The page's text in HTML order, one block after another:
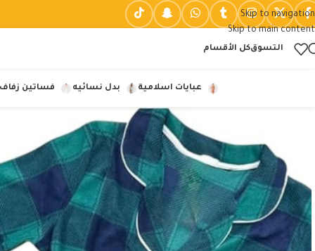
Skip to navigation
Skip to main content
التسوقكل الأقسام
عبايات اسلامية بدل نسائيه فساتين زفاف